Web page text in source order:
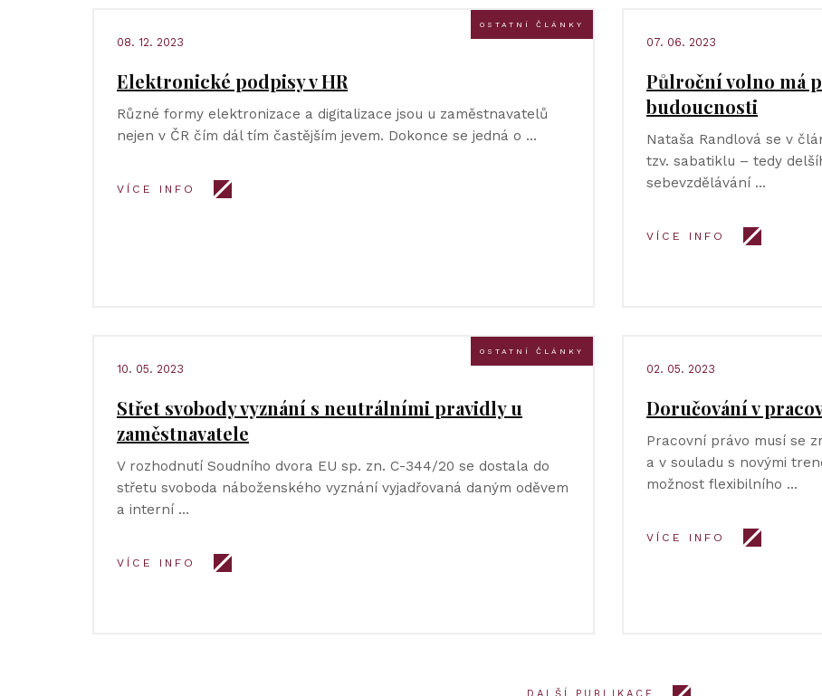
OSTATNÍ ČLÁNKY
08. 12. 2023
Elektronické podpisy v HR
Různé formy elektronizace a digitalizace jsou u zaměstnavatelů
nejen v ČR čím dál tím častějším jevem. Dokonce se jedná o …
VÍCE INFO
07. 06. 2023
Půlroční volno má
budoucnosti
Nataša Randlová se v
tzv. sabatiklu – tedy
sebevzdělávání …
VÍCE INFO
OSTATNÍ ČLÁNKY
10. 05. 2023
Střet svobody vyznání s neutrálními pravidly u
zaměstnavatele
V rozhodnutí Soudního dvora EU sp. zn. C-344/20 se dostala do
střetu svoboda náboženského vyznání vyjadřovaná daným oděvem
a interní …
VÍCE INFO
02. 05. 2023
Doručování v
Pracovní právo musí se
a v souladu s novými
možnost flexibilního …
VÍCE INFO